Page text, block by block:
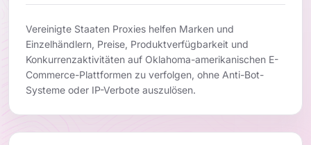
Vereinigte Staaten Proxies helfen Marken und
Einzelhändlern, Preise, Produktverfügbarkeit und
Konkurrenzaktivitäten auf Oklahoma-amerikanischen E-
Commerce-Plattformen zu verfolgen, ohne Anti-Bot-
Systeme oder IP-Verbote auszulösen.